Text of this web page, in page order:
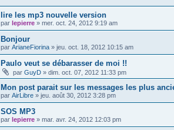
lire les mp3 nouvelle version
par lepierre » mer. oct. 24, 2012 9:19 am
Bonjour
par ArianeFiorina » jeu. oct. 18, 2012 10:15 am
Paulo veut se débarasser de moi !!
par GuyD » dim. oct. 07, 2012 11:33 pm
Mon post parait sur les messages les plus
par AirLibre » jeu. août 30, 2012 3:28 pm
SOS MP3
par lepierre » mar. avr. 24, 2012 12:03 pm